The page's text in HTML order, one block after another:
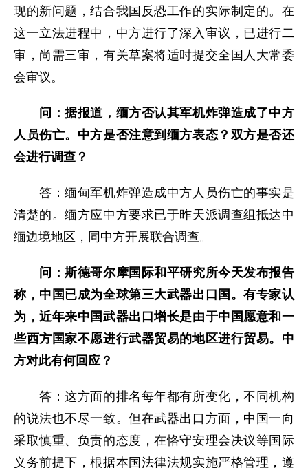
现的新问题，结合我国反恐工作的实际制定的。在
这一立法进程中，中方进行了深入审议，已进行二
审，尚需三审，有关草案将适时提交全国人大常委
会审议。
问：据报道，缅方否认其军机炸弹造成了中方
人员伤亡。中方是否注意到缅方表态？双方是否还
会进行调查？
答：缅甸军机炸弹造成中方人员伤亡的事实是
清楚的。缅方应中方要求已于昨天派调查组抵达中
缅边境地区，同中方开展联合调查。
问：斯德哥尔摩国际和平研究所今天发布报告
称，中国已成为全球第三大武器出口国。有专家认
为，近年来中国武器出口增长是由于中国愿意和一
些西方国家不愿进行武器贸易的地区进行贸易。中
方对此有何回应？
答：这方面的排名每年都有所变化，不同机构
的说法也不尽一致。但在武器出口方面，中国一向
采取慎重、负责的态度，在恪守安理会决议等国际
义务前提下，根据本国法律法规实施严格管理，遵